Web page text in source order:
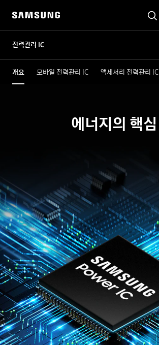
전력관리 IC
개요 모바일 전력관리 IC 액세서리 전력관리 IC
에너지의 핵심